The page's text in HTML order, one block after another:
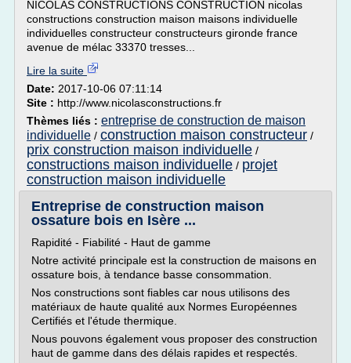
NICOLAS CONSTRUCTIONS CONSTRUCTION nicolas
constructions construction maison maisons individuelle
individuelles constructeur constructeurs gironde france
avenue de mélac 33370 tresses...
Lire la suite
Date: 2017-10-06 07:11:14
Site : http://www.nicolasconstructions.fr
Thèmes liés : entreprise de construction de maison
individuelle / construction maison constructeur /
prix construction maison individuelle /
constructions maison individuelle / projet
construction maison individuelle
Entreprise de construction maison
ossature bois en Isère ...
Rapidité - Fiabilité - Haut de gamme
Notre activité principale est la construction de maisons en
ossature bois, à tendance basse consommation.
Nos constructions sont fiables car nous utilisons des
matériaux de haute qualité aux Normes Européennes
Certifiés et l'étude thermique.
Nous pouvons également vous proposer des construction
haut de gamme dans des délais rapides et respectés.